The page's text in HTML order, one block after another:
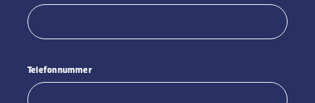
Telefonnummer